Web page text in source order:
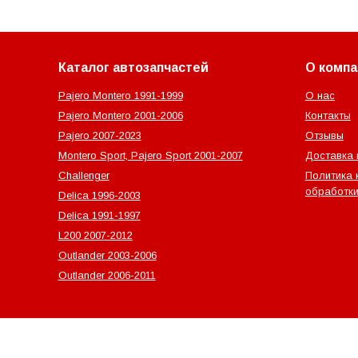
Каталог автозапчастей
Pajero Montero 1991-1999
Pajero Montero 2001-2006
Pajero 2007-2023
Montero Sport, Pajero Sport 2001-2007
Challenger
Delica 1996-2003
Delica 1991-1997
L200 2007-2012
Outlander‎ 2003-2006
Outlander‎ 2006-2011
О
О нас
Контакты
Отзывы
Доставка
Политика